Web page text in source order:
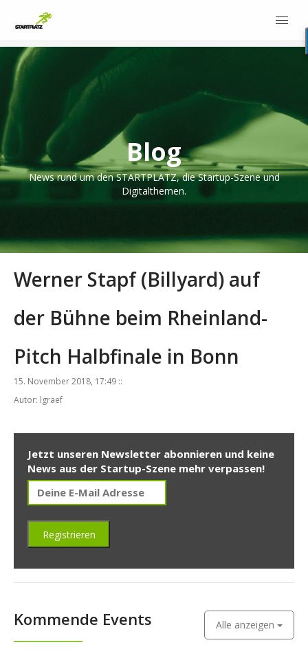
Blog
News rund um den STARTPLATZ, die Startup-Szene und
Digitalthemen.
Werner Stapf (Billyard) auf
der Bühne beim Rheinland-
Pitch Halbfinale in Bonn
15. November 2018, 17:49 ::
Autor: lgraef
Jetzt unseren Newsletter abonnieren und keine
News aus der Startup-Szene mehr verpassen!
Kommende Events Alle anzeigen